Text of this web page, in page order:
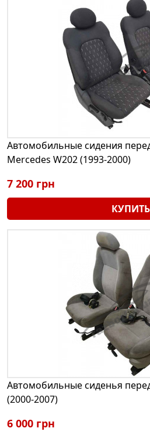
Автомобильные сидения
Mercedes W202 (1993-2000)
7 200 грн
КУПИТЬ
Автомобильные сиденья
(2000-2007)
6 000 грн